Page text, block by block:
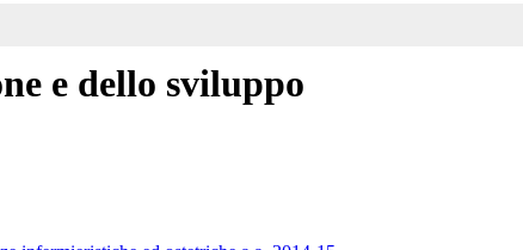
e dello sviluppo